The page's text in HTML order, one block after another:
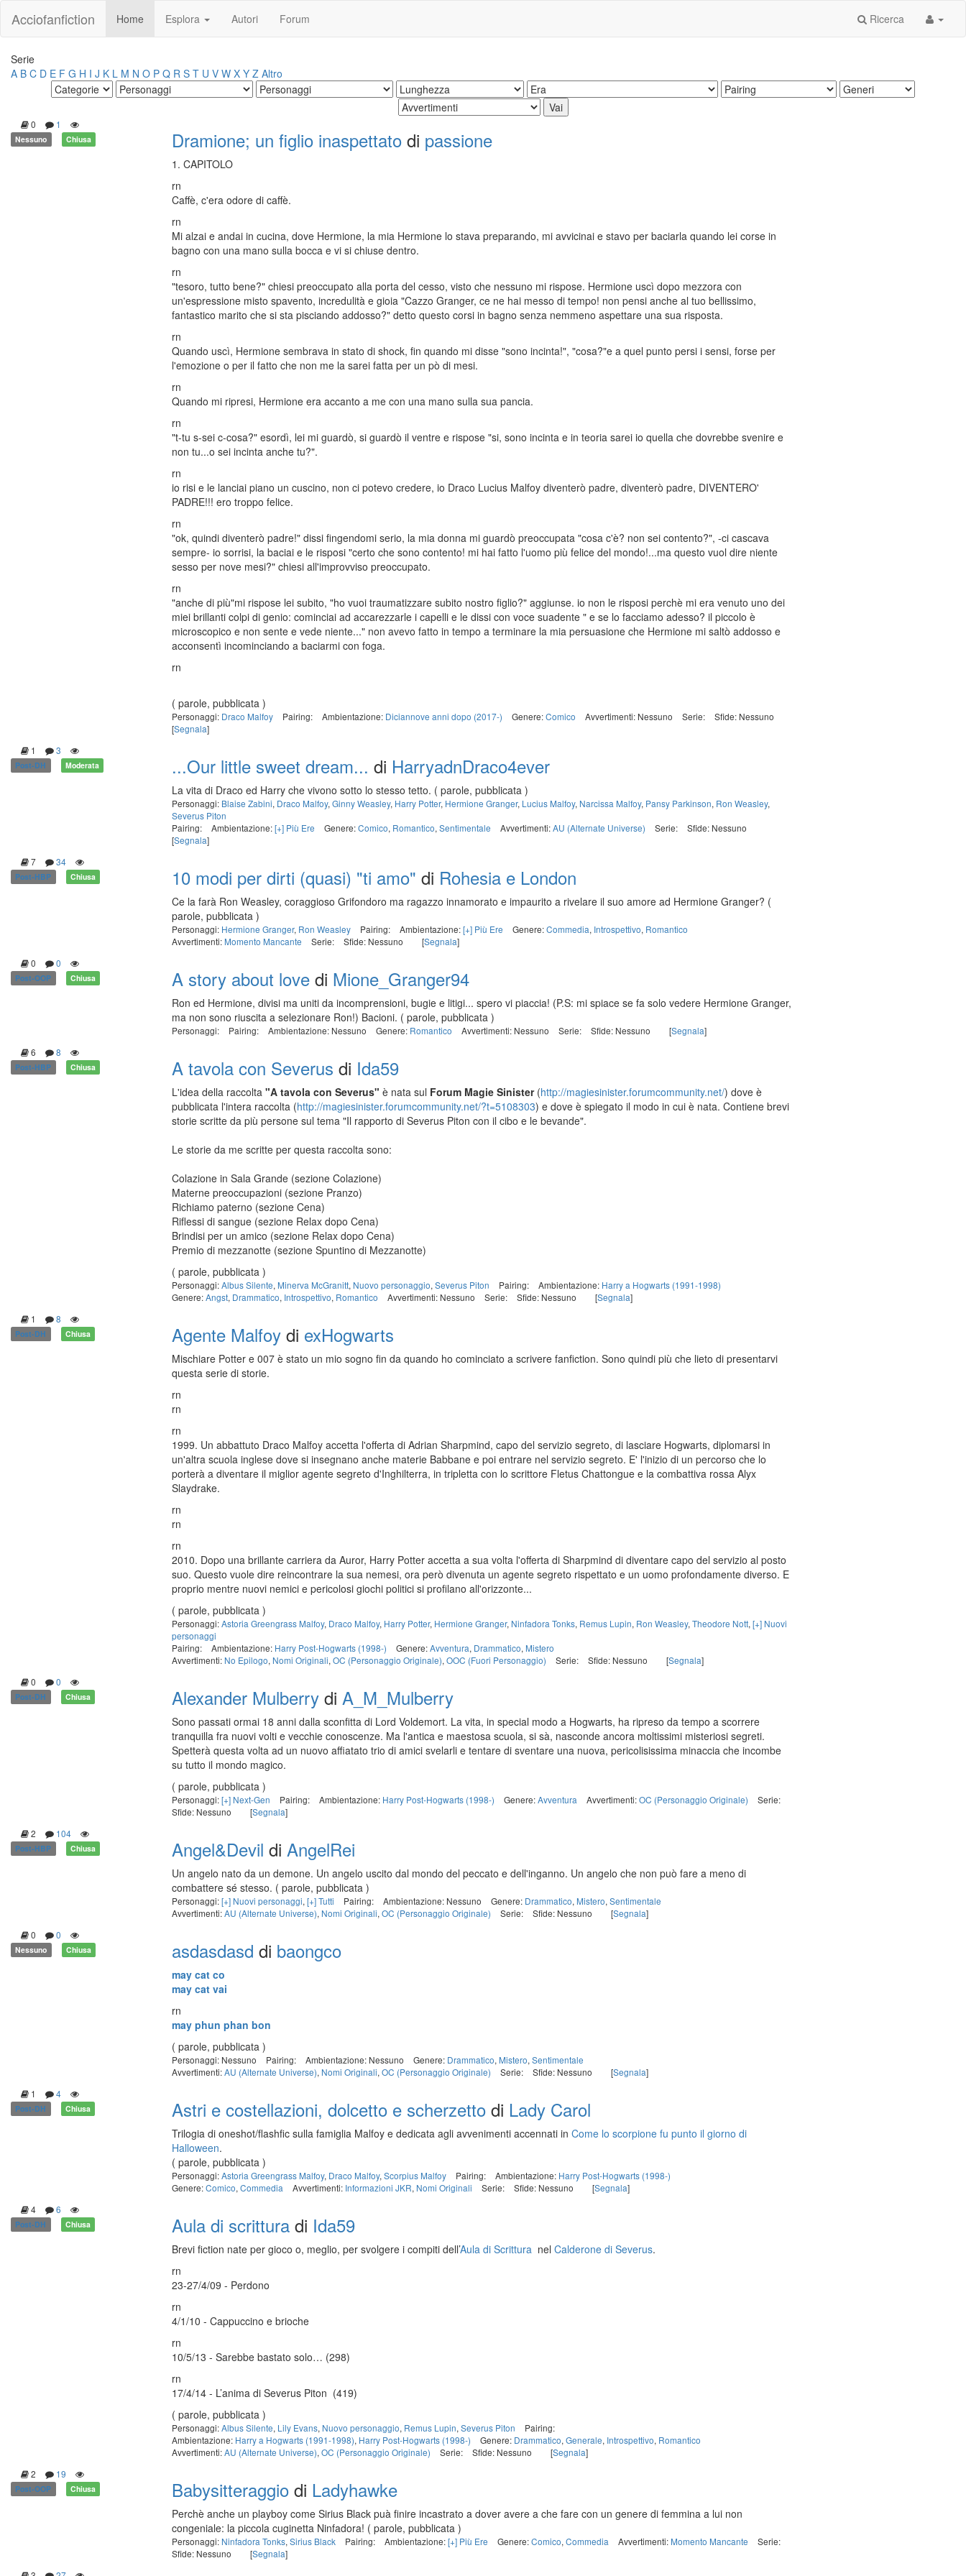
Acciofanfiction Home Esplora Autori Forum Ricerca
Serie
A B C D E F G H I J K L M N O P Q R S T U V W X Y Z Altro
0 1
Nessuno Chiusa Dramione; un figlio inaspettato di passione
1. CAPITOLO
rn
Caffè, c'era odore di caffè.
rn
Mi alzai e andai in cucina, dove Hermione, la mia Hermione lo stava preparando, mi avvicinai e stavo per baciarla quando lei corse in
bagno con una mano sulla bocca e vi si chiuse dentro.
rn
"tesoro, tutto bene?" chiesi preoccupato alla porta del cesso, visto che nessuno mi rispose. Hermione uscì dopo mezzora con
un'espressione misto spavento, incredulità e gioia "Cazzo Granger, ce ne hai messo di tempo! non pensi anche al tuo bellissimo,
fantastico marito che si sta pisciando addosso?" detto questo corsi in bagno senza nemmeno aspettare una sua risposta.
rn
Quando uscì, Hermione sembrava in stato di shock, fin quando mi disse "sono incinta!", "cosa?"e a quel punto persi i sensi, forse per
l'emozione o per il fatto che non me la sarei fatta per un pò di mesi.
rn
Quando mi ripresi, Hermione era accanto a me con una mano sulla sua pancia.
rn
"t-tu s-sei c-cosa?" esordì, lei mi guardò, si guardò il ventre e rispose "si, sono incinta e in teoria sarei io quella che dovrebbe svenire e
non tu...o sei incinta anche tu?".
rn
io risi e le lanciai piano un cuscino, non ci potevo credere, io Draco Lucius Malfoy diventerò padre, diventerò padre, DIVENTERO'
PADRE!!! ero troppo felice.
rn
"ok, quindi diventerò padre!" dissi fingendomi serio, la mia donna mi guardò preoccupata "cosa c'è? non sei contento?", -ci cascava
sempre- io sorrisi, la baciai e le risposi "certo che sono contento! mi hai fatto l'uomo più felice del mondo!...ma questo vuol dire niente
sesso per nove mesi?" chiesi all'improvviso preoccupato.
rn
"anche di più"mi rispose lei subito, "ho vuoi traumatizzare subito nostro figlio?" aggiunse. io non le risposi perchè mi era venuto uno dei
miei brillanti colpi di genio: cominciai ad accarezzarle i capelli e le dissi con voce suadente " e se lo facciamo adesso? il piccolo è
microscopico e non sente e vede niente..." non avevo fatto in tempo a terminare la mia persuasione che Hermione mi saltò addosso e
acconsentì incominciando a baciarmi con foga.
rn
( parole, pubblicata )
Personaggi: Draco Malfoy Pairing: Ambientazione: Diciannove anni dopo (2017-) Genere:Comico Avvertimenti: Nessuno Serie:
Sfide: Nessuno
[Segnala]
1
3
Post-DH Moderata ...Our little sweet dream... di HarryadnDraco4ever
La vita di Draco ed Harry che vivono sotto lo stesso tetto. ( parole, pubblicata )
Personaggi: Blaise Zabini, Draco Malfoy, Ginny Weasley, Harry Potter, Hermione Granger, Lucius Malfoy, Narcissa Malfoy, Pansy Parkinson, Ron Weasley,
Severus Piton
Pairing:
Ambientazione:[+] Più Ere Genere:Comico, Romantico, Sentimentale Avvertimenti:AU (Alternate Universe) Serie:
Sfide: Nessuno
[Segnala]
7
34
Post-HBP Chiusa 10 modi per dirti (quasi) "ti amo" di Rohesia e London
Ce la farà Ron Weasley, coraggioso Grifondoro ma ragazzo innamorato e impaurito a rivelare il suo amore ad Hermione Granger? (
parole, pubblicata )
Personaggi: Hermione Granger, Ron Weasley Pairing: Ambientazione:[+] Più Ere Genere:Commedia, Introspettivo, Romantico
Avvertimenti: Momento Mancante Serie: Sfide: Nessuno [Segnala]
0
0
Post-OOP Chiusa A story about love di Mione_Granger94
Ron ed Hermione, divisi ma uniti da incomprensioni, bugie e litigi... spero vi piaccia! (P.S: mi spiace se fa solo vedere Hermione Granger,
ma non sono riuscita a selezionare Ron!) Bacioni. ( parole, pubblicata )
Personaggi: Pairing: Ambientazione: Nessuno Genere: Romantico Avvertimenti: Nessuno Serie: Sfide: Nessuno [Segnala]
6
8
Post-HBP Chiusa A tavola con Severus di Ida59
L'idea della raccolta "A tavola con Severus" è nata sul Forum Magie Sinister(http://magiesinister.forumcommunity.net/) dove è
pubblicata l'intera raccolta (http://magiesinister.forumcommunity.net/?t=5108303) e dove è spiegato il modo in cui è nata. Contiene brevi
storie scritte da più persone sul tema "Il rapporto di Severus Piton con il cibo e le bevande".
Le storie da me scritte per questa raccolta sono:
Colazione in Sala Grande (sezione Colazione)
Materne preoccupazioni (sezione Pranzo)
Richiamo paterno (sezione Cena)
Riflessi di sangue (sezione Relax dopo Cena)
Brindisi per un amico (sezione Relax dopo Cena)
Premio di mezzanotte (sezione Spuntino di Mezzanotte)
( parole, pubblicata )
Personaggi:Albus Silente, Minerva McGranitt, Nuovo personaggio, Severus Piton Pairing: Ambientazione: Harry a Hogwarts (1991-1998)
Genere:Angst, Drammatico, Introspettivo, Romantico Avvertimenti: Nessuno Serie: Sfide: Nessuno [Segnala]
1
8
Post-DH Chiusa Agente Malfoy di exHogwarts
Mischiare Potter e 007 è stato un mio sogno fin da quando ho cominciato a scrivere fanfiction. Sono quindi più che lieto di presentarvi
questa serie di storie.
rn
rn
rn
1999. Un abbattuto Draco Malfoy accetta l'offerta di Adrian Sharpmind, capo del servizio segreto, di lasciare Hogwarts, diplomarsi in
un'altra scuola inglese dove si insegnano anche materie Babbane e poi entrare nel servizio segreto. E' l'inizio di un percorso che lo
porterà a diventare il miglior agente segreto d'Inghilterra, in tripletta con lo scrittore Fletus Chattongue e la combattiva rossa Alyx
Slaydrake.
rn
rn
rn
2010. Dopo una brillante carriera da Auror, Harry Potter accetta a sua volta l'offerta di Sharpmind di diventare capo del servizio al posto
suo. Questo vuole dire reincontrare la sua nemesi, ora però divenuta un agente segreto rispettato e un uomo profondamente diverso. E
proprio mentre nuovi nemici e pericolosi giochi politici si profilano all'orizzonte...
( parole, pubblicata )
Personaggi:Astoria Greengrass Malfoy, Draco Malfoy, Harry Potter, Hermione Granger, Ninfadora Tonks, Remus Lupin, Ron Weasley, Theodore Nott, [+] Nuovi
personaggi
Pairing:
Ambientazione: Harry Post-Hogwarts (1998-) Genere:Avventura, Drammatico, Mistero
Avvertimenti: No Epilogo, Nomi Originali, OC (Personaggio Originale), OOC (Fuori Personaggio) Serie: Sfide: Nessuno [Segnala]
0
0
Post-DH Chiusa Alexander Mulberry di A_M_Mulberry
Sono passati ormai 18 anni dalla sconfitta di Lord Voldemort. La vita, in special modo a Hogwarts, ha ripreso da tempo a scorrere
tranquilla fra nuovi volti e vecchie conoscenze. Ma l'antica e maestosa scuola, si sà, nasconde ancora moltissimi misteriosi segreti.
Spetterà questa volta ad un nuovo affiatato trio di amici svelarli e tentare di sventare una nuova, pericolisissima minaccia che incombe
su tutto il mondo magico.
( parole, pubblicata )
Personaggi:[+] Next-Gen Pairing: Ambientazione: Harry Post-Hogwarts (1998-) Genere:Avventura Avvertimenti:OC (Personaggio Originale)
Serie:
Sfide: Nessuno
[Segnala]
2
104
Post-HBP Chiusa Angel&Devil di AngelRei
Un angelo nato da un demone. Un angelo uscito dal mondo del peccato e dell'inganno. Un angelo che non può fare a meno di
combattere sé stesso. ( parole, pubblicata )
Personaggi:[+] Nuovi personaggi, [+] Tutti Pairing: Ambientazione: Nessuno Genere: Drammatico, Mistero, Sentimentale
Avvertimenti:AU (Alternate Universe), Nomi Originali, OC (Personaggio Originale) Serie: Sfide: Nessuno [Segnala]
0
0
Nessuno Chiusa asdasdasd di baongco
may cat co
may cat vai
rn
may phun phan bon
( parole, pubblicata )
Personaggi: Nessuno Pairing: Ambientazione: Nessuno Genere: Drammatico, Mistero, Sentimentale
Avvertimenti:AU (Alternate Universe), Nomi Originali, OC (Personaggio Originale) Serie: Sfide: Nessuno [Segnala]
1
4
Post-DH Chiusa Astri e costellazioni, dolcetto e scherzetto di Lady Carol
Trilogia di oneshot/flashfic sulla famiglia Malfoy e dedicata agli avvenimenti accennati in Come lo scorpione fu punto il giorno di
Halloween.
( parole, pubblicata )
Personaggi:Astoria Greengrass Malfoy, Draco Malfoy, Scorpius Malfoy Pairing: Ambientazione: Harry Post-Hogwarts (1998-)
Genere:Comico, Commedia Avvertimenti: Informazioni JKR, Nomi Originali Serie: Sfide: Nessuno [Segnala]
4
6
Post-DH Chiusa Aula di scrittura di Ida59
Brevi fiction nate per gioco o, meglio, per svolgere i compiti dell’Aula di Scrittura nel Calderone di Severus.
rn
23-27/4/09 - Perdono
rn
4/1/10 - Cappuccino e brioche
rn
10/5/13 - Sarebbe bastato solo… (298)
rn
17/4/14 - L’anima di Severus Piton (419)
( parole, pubblicata )
Personaggi:Albus Silente, Lily Evans, Nuovo personaggio, Remus Lupin, Severus Piton
Pairing:
Ambientazione: Harry a Hogwarts (1991-1998), Harry Post-Hogwarts (1998-) Genere: Drammatico, Generale, Introspettivo, Romantico
Avvertimenti:AU (Alternate Universe), OC (Personaggio Originale) Serie: Sfide: Nessuno [Segnala]
2
19
Post-OOP Chiusa Babysitteraggio di Ladyhawke
Perchè anche un playboy come Sirius Black puà finire incastrato a dover avere a che fare con un genere di femmina a lui non
congeniale: la piccola cuginetta Ninfadora! ( parole, pubblicata )
Personaggi: Ninfadora Tonks, Sirius Black Pairing: Ambientazione:[+] Più Ere Genere:Comico, Commedia Avvertimenti: Momento Mancante
Serie:
Sfide: Nessuno
[Segnala]